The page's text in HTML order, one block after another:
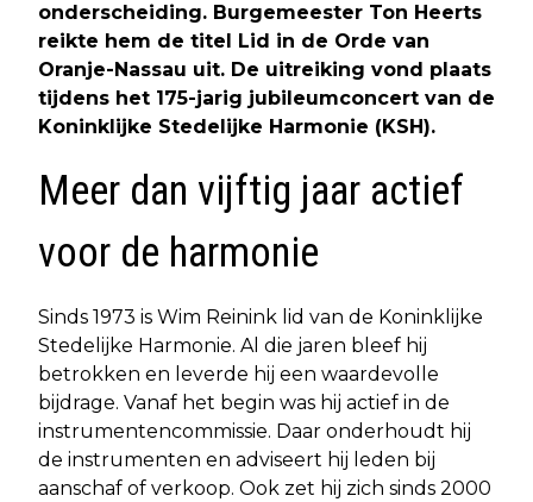
onderscheiding. Burgemeester Ton Heerts
reikte hem de titel Lid in de Orde van
Oranje-Nassau uit. De uitreiking vond plaats
tijdens het 175-jarig jubileumconcert van de
Koninklijke Stedelijke Harmonie (KSH).
Meer dan vijftig jaar actief
voor de harmonie
Sinds 1973 is Wim Reinink lid van de Koninklijke
Stedelijke Harmonie. Al die jaren bleef hij
betrokken en leverde hij een waardevolle
bijdrage. Vanaf het begin was hij actief in de
instrumentencommissie. Daar onderhoudt hij
de instrumenten en adviseert hij leden bij
aanschaf of verkoop. Ook zet hij zich sinds 2000